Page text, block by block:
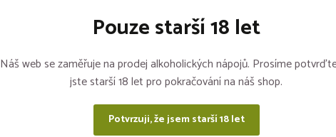
Red Bull PLECH 0,25l
Pouze starší 18 let
Náš web se zaměřuje na prodej alkoholických nápojů. Prosíme
jste starší 18 let pro pokračování na náš shop.
Potvrzuji, že jsem starší 18 let